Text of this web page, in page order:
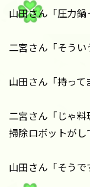
山田さん「圧力鍋
二宮さん「そうい
山田さん「持って
二宮さん「じゃ
掃除ロボットがし
山田さん「そうで